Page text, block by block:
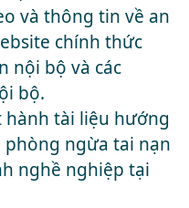
và thông tin về an
chính thức
nội bộ và các
bộ.
hành tài liệu hướng
phòng ngừa tai nạn
nghề nghiệp tại